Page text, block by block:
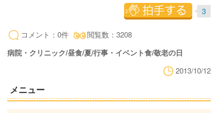
3
コメント：0件 閲覧数：3208
病院・クリニック/昼食/夏/行事・イベント食/敬老の日
2013/10/12
メニュー